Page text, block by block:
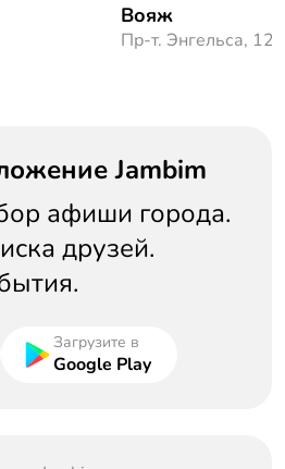
Вояж
Пр-т. Энгельса, 124
Jambim
афиши города.
друзей.
Загрузите в
Google Play